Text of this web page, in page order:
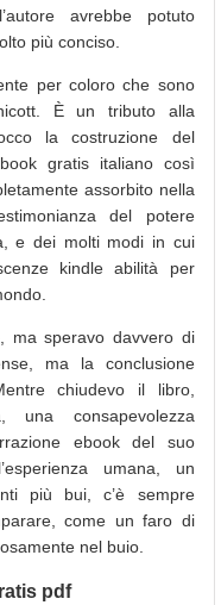
avrebbe potuto
più conciso.
per coloro che sono
È un tributo alla
la costruzione del
gratis italiano così
assorbito nella
del potere
e dei molti modi in cui
kindle abilità per
ma speravo davvero di
ma la conclusione
chiudevo il libro,
consapevolezza
ebook del suo
umana, un
più bui, c’è sempre
come un faro di
nel buio.
pdf